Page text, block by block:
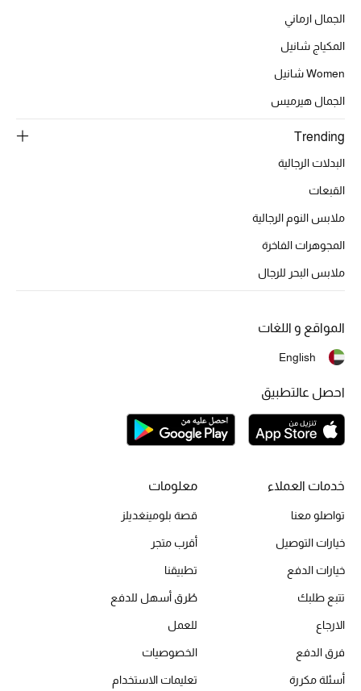
الموسم الجديد
الحقائب النسائية
حقائب رجالية
أبرز الحقائب
الأحذية
الموسم الجديد
أحذية النسائية
الأحذية الرجالية
أبرز المصممين
الجمال ارماني
المكياج شانيل
Women شانيل
الجمال هيرميس
Trending
البدلات الرجالية
القبعات
ملابس النوم الرجالية
المجوهرات الفاخرة
ملابس البحر للرجال
خدمات العملاء
تواصلو معنا
خيارات التوصيل
خيارات الدفع
تتبع طلبك
الارجاع
فرق الدفع
أسئلة مكررة
معلومات
قصة بلومينغديلز
أقرب متجر
تطبيقنا
طُرق أسهل للدفع
للعمل
الخصوصيات
تعليمات الاستخدام
المواقع و اللغات
English
احصل عالتطبيق